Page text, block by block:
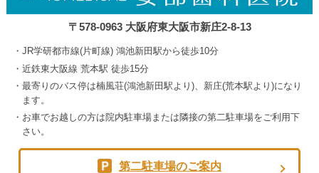
〒578-0963 大阪府東大阪市新庄2-8-13
JR学研都市線(片町線) 鴻池新田駅から徒歩10分
近鉄東大阪線 荒本駅 徒歩15分
最寄りのバス停は楠風荘(鴻池新田駅より)、新庄(荒本駅より)になり
ます。
お車でお越しの方は院内駐車場または隣接の第二駐車場をご利用下
さい。
第二駐車場のご案内